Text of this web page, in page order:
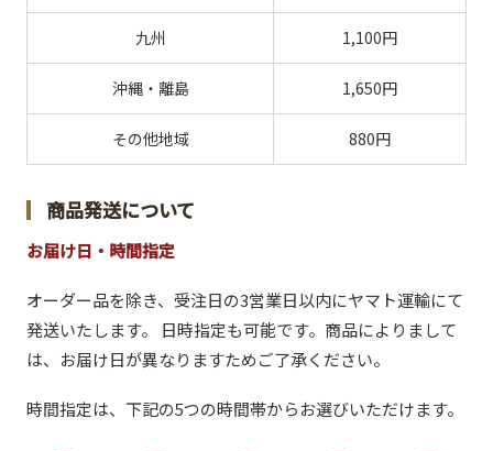
九州 1,100円
沖縄・離島 1,650円
その他地域 880円
商品発送について
お届け日・時間指定
オーダー品を除き、受注日の3営業日以内にヤマト運輸にて
発送いたします。 日時指定も可能です。商品によりまして
は、お届け日が異なりますためご了承ください。
時間指定は、下記の5つの時間帯からお選びいただけます。